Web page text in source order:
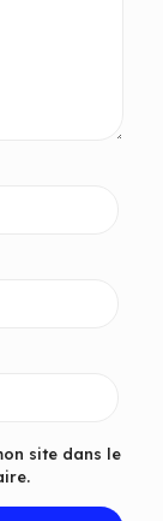
site dans le